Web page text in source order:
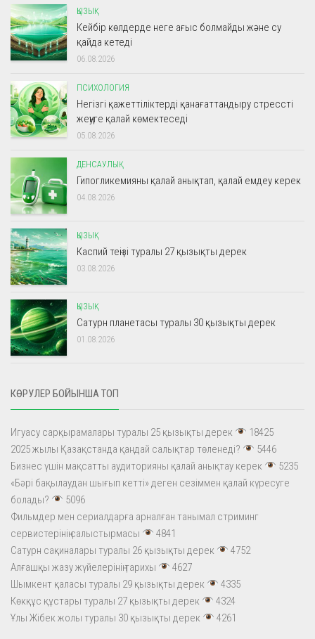
ҚЫЗЫҚ
Кейбір көлдерде неге ағыс болмайды және су
қайда кетеді
06.08.2026
ПСИХОЛОГИЯ
Негізгі қажеттіліктерді қанағаттандыру стрессті
жеңуге қалай көмектеседі
05.08.2026
ДЕНСАУЛЫҚ
Гипогликемияны қалай анықтап, қалай емдеу керек
04.08.2026
ҚЫЗЫҚ
Каспий теңізі туралы 27 қызықты дерек
03.08.2026
ҚЫЗЫҚ
Сатурн планетасы туралы 30 қызықты дерек
01.08.2026
КӨРУЛЕР БОЙЫНША ТОП
Игуасу сарқырамалары туралы 25 қызықты дерек
18425
2025 жылы Қазақстанда қандай салықтар төленеді?
5446
Бизнес үшін мақсатты аудиторияны қалай анықтау керек
5235
«Бәрі бақылаудан шығып кетті» деген сезіммен қалай күресуге
болады?
5096
Фильмдер мен сериалдарға арналған танымал стриминг
сервистерінің салыстырмасы
4841
Сатурн сақиналары туралы 26 қызықты дерек
4752
Алғашқы жазу жүйелерінің тарихы
4627
Шымкент қаласы туралы 29 қызықты дерек
4335
Көкқұс құстары туралы 27 қызықты дерек
4324
Ұлы Жібек жолы туралы 30 қызықты дерек
4261